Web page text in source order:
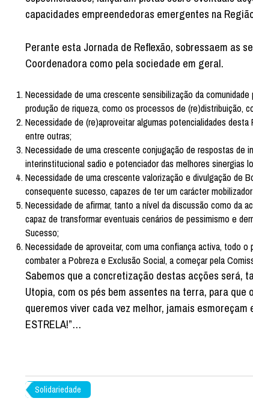
capacidades empreendedoras emergentes na
Perante esta Jornada de Reflexão, sobressaem as
Coordenadora como pela sociedade em geral.
Necessidade de uma crescente sensibilização da
produção de riqueza, como os processos de (re)distribuição,
Necessidade de (re)aproveitar algumas potencialidades
entre outras;
Necessidade de uma crescente conjugação de respostas de
interinstitucional sadio e potenciador das melhores sinergias
Necessidade de uma crescente valorização e divulgação de
consequente sucesso, capazes de ter um carácter
Necessidade de afirmar, tanto a nível da discussão como da
capaz de transformar eventuais cenários de pessimismo e
Sucesso;
Necessidade de aproveitar, com uma confiança activa, todo
combater a Pobreza e Exclusão Social, a começar pela
Sabemos que a concretização destas acções será,
Utopia, com os pés bem assentes na terra, para
queremos viver cada vez melhor, jamais esmoreçam
ESTRELA!”…
Solidariedade